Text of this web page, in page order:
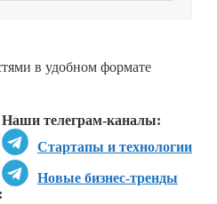
в удобном формате
Наши телеграм-каналы:
Стартапы и технологии
Новые бизнес-тренды